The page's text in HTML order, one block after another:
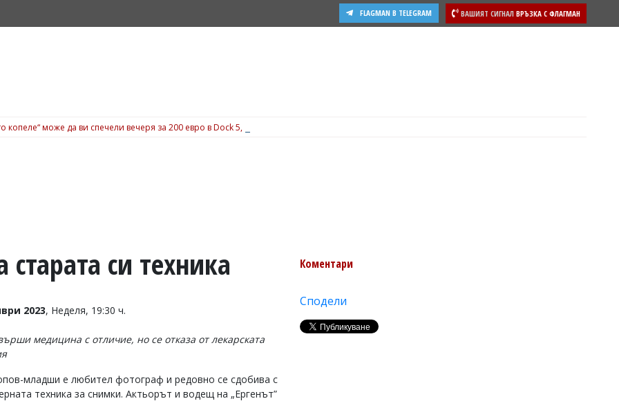
ВАШИЯТ СИГНАЛ ВРЪЗКА С ФЛАГМАН
FLAGMAN В TELEGRAM
копеле“ може да ви спечели вечеря за 200 евро в Dock 5, вижте подробности
си техника
2023, Неделя, 19:30 ч.
медицина с отличие, но се отказа от лекарската
младши е любител фотограф и редовно се сдобива с
техника за снимки. Актьорът и водещ на „Ергенът”
Коментари
Сподели